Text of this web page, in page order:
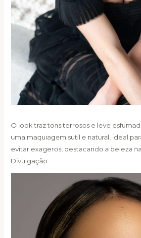
O look traz tons terrosos e leve
uma maquiagem sutil e natural, ideal
evitar exageros, destacando a beleza
Divulgação